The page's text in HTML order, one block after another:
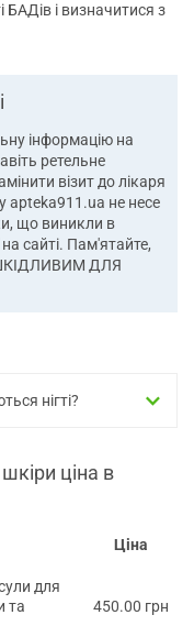
БАДів і визначитися з
інформацію на
ретельне
візит до лікаря
apteka911.ua не несе
що виникли в
сайті. Пам'ятайте,
ДЛЯ
нігті?
ціна в
Ціна
для
та
450.00 грн